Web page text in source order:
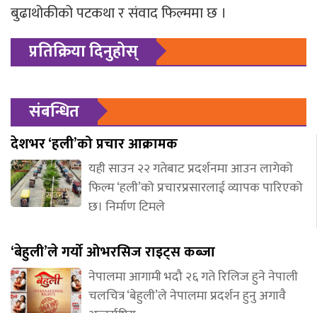
बुढाथोकीको पटकथा र संवाद फिल्ममा छ ।
प्रतिक्रिया दिनुहोस्
संबन्धित
देशभर ‘हली’को प्रचार आक्रामक
यही साउन २२ गतेबाट प्रदर्शनमा आउन लागेको
फिल्म ‘हली’को प्रचारप्रसारलाई व्यापक पारिएको
छ। निर्माण टिमले
‘बेहुली’ले गर्यो ओभरसिज राइट्स कब्जा
नेपालमा आगामी भदौ २६ गते रिलिज हुने नेपाली
चलचित्र ‘बेहुली’ले नेपालमा प्रदर्शन हुनु अगावै